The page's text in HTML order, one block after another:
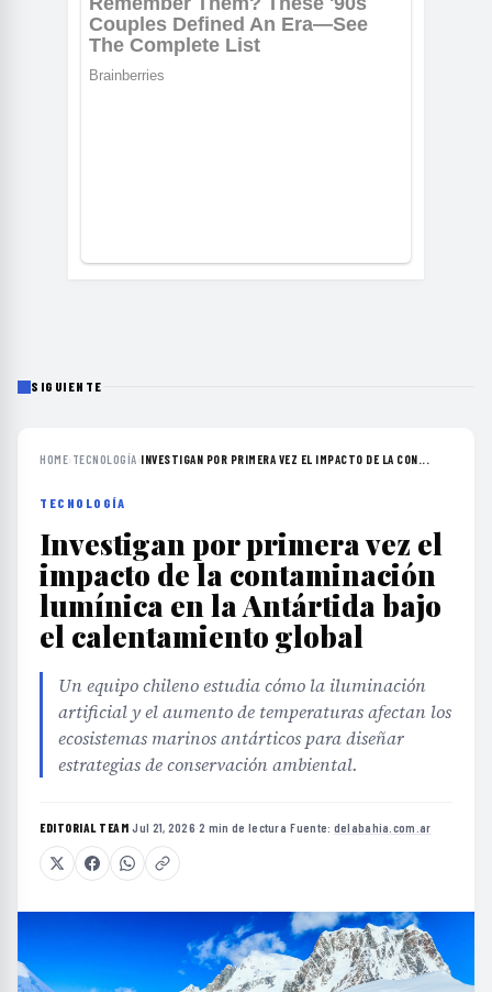
SIGUIENTE
HOME› TECNOLOGÍA›INVESTIGAN POR PRIMERA VEZ EL IMPACTO DE LA CON...
TECNOLOGÍA
Investigan por primera vez el
impacto de la contaminación
lumínica en la Antártida bajo
el calentamiento global
Un equipo chileno estudia cómo la iluminación
artificial y el aumento de temperaturas afectan los
ecosistemas marinos antárticos para diseñar
estrategias de conservación ambiental.
EDITORIAL TEAM·Jul 21, 2026·2 min de lectura·Fuente: delabahia.com.ar